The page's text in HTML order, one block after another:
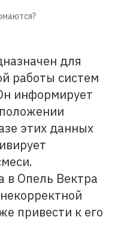
для
работы систем
информирует
этих данных
в Опель Вектра
привести к его